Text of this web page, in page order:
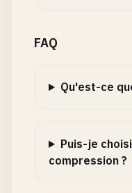
FAQ
Qu'est-ce
Puis-je
compression ?